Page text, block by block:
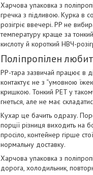
Харчова упаковка з
гречка з підливою. Курка в
розігріє ввечері. PP не
температуру краще за
кислоту й короткий НВЧ-
Поліпропілен
PP-тара зазвичай працює в
контактує не з “умовною
кришкою. Тонкий PET у
гнеться, але не має
Кухар це бачить одразу.
порції різниця виходить на
просіло, контейнер гірше
нормальну доставку.
Харчова упаковка з
дорога, холодильник,